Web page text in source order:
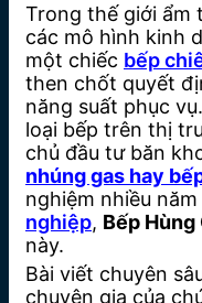
Trong thế giới ẩm
các mô hình kinh
một chiếc bếp
then chốt quyết
năng suất phục
loại bếp trên thị
chủ đầu tư băn
nhúng gas hay
nghiệm nhiều
nghiệp, Bếp
này.
Bài viết chuyên
chuyên gia của